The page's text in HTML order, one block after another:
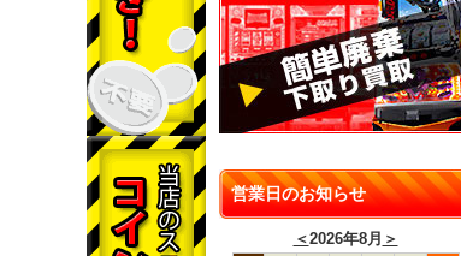
営業日のお知らせ
＜2026年8月 ＞